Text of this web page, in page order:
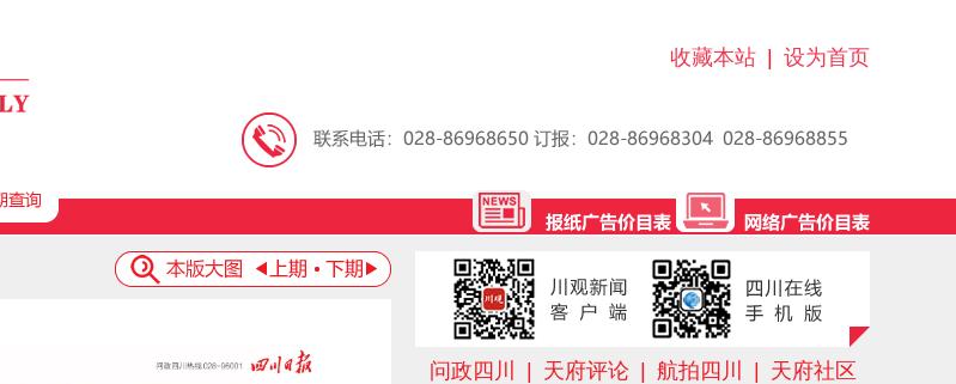
收藏本站 设为首页
问政四川 天府评论 航拍四川 天府社区